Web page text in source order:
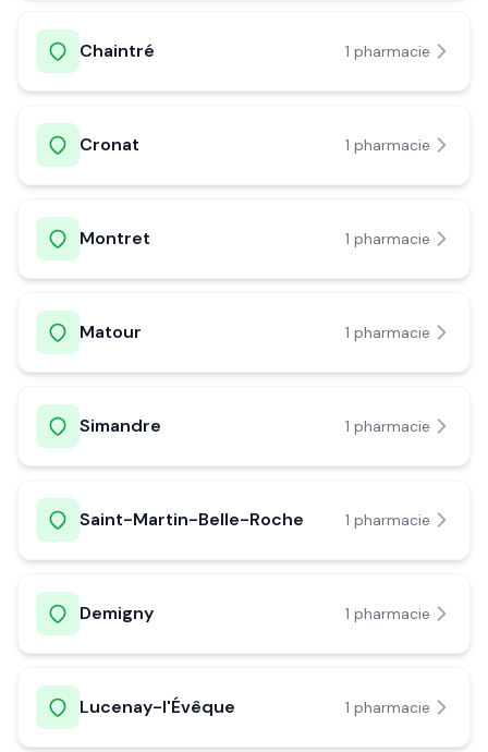
Chaintré 1 pharmacie
Cronat 1 pharmacie
Montret 1 pharmacie
Matour 1 pharmacie
Simandre 1 pharmacie
Saint-Martin-Belle-Roche 1 pharmacie
Demigny 1 pharmacie
Lucenay-l'Évêque 1 pharmacie